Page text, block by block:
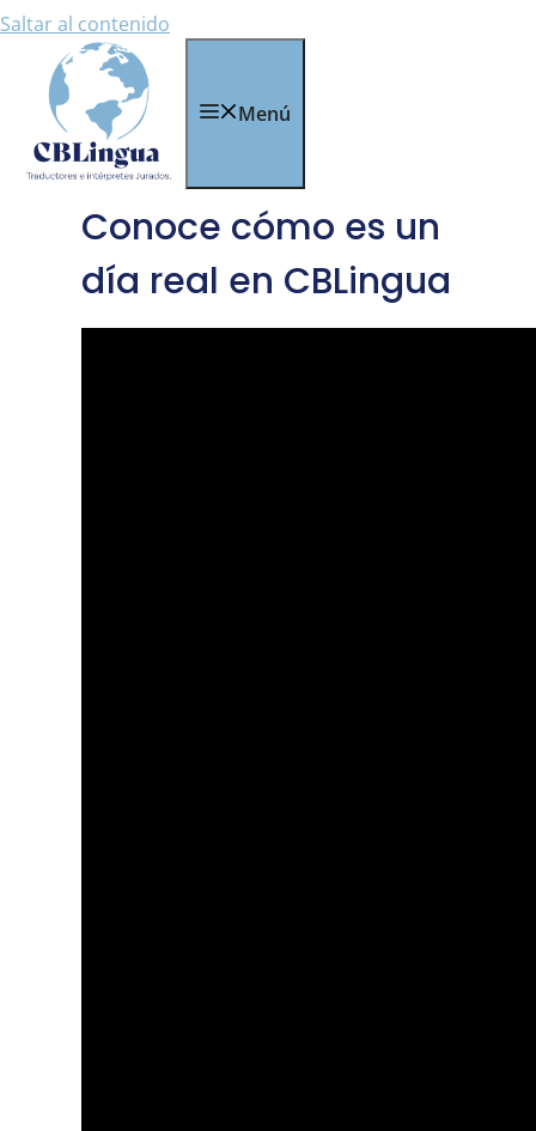
Saltar al contenido
Menú
Conoce cómo es un
día real en CBLingua